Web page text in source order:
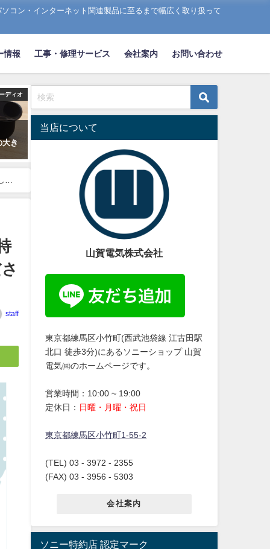
コン・インターネット関連製品に至るまで幅広く取り扱って
情報 工事・修理サービス 会社案内 お問い合わせ
ディオ
大き
staff
当店について
山賀電気株式会社
東京都練馬区小竹町(西武池袋線 江古田駅
北口 徒歩3分)にあるソニーショップ 山賀
電気㈱のホームページです。
営業時間：10:00 ~ 19:00
定休日： 日曜・月曜・祝日
東京都練馬区小竹町1-55-2
(TEL) 03 - 3972 - 2355
(FAX) 03 - 3956 - 5303
会社案内
ソニー特約店 認定マーク